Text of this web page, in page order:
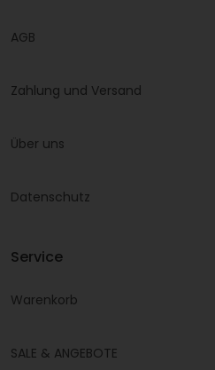
AGB
Zahlung und Versand
Über uns
Datenschutz
Service
Warenkorb
SALE & ANGEBOTE